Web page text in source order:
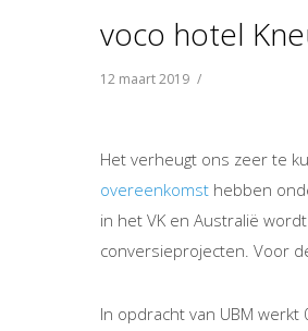
voco hotel
12 maart 2019 /
Het verheugt ons zeer te
overeenkomst hebben
in het VK en Australië
conversieprojecten. Voor
In opdracht van UBM